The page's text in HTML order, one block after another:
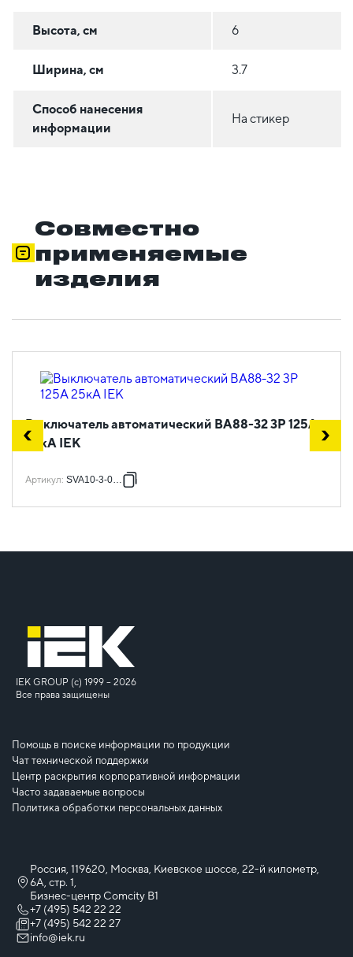
Высота, см 6
Ширина, см 3.7
Способ нанесения
информации
На стикер
Совместно
применяемые
изделия
Выключатель автоматический ВА88-32 3Р 125А
25кА IEK
Артикул: SVA10-3-0125
IEK GROUP (c) 1999 – 2026
Все права защищены
Помощь в поиске информации по продукции
Чат технической поддержки
Центр раскрытия корпоративной информации
Часто задаваемые вопросы
Политика обработки персональных данных
Россия, 119620, Москва, Киевское шоссе, 22-й километр,
6А, стр. 1,
Бизнес-центр Comcity B1
+7 (495) 542 22 22
+7 (495) 542 22 27
info@iek.ru